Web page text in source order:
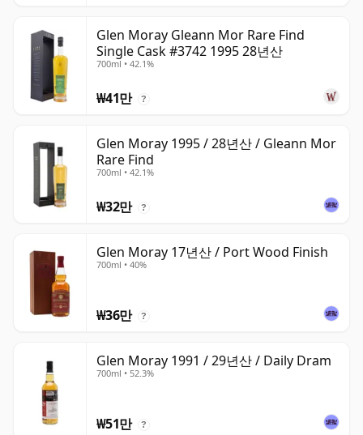
Glen Moray Gleann Mor Rare Find
Single Cask #3742 1995 28년산
700ml • 42.1%
₩41만 ?
Glen Moray 1995 / 28년산 / Gleann Mor
Rare Find
700ml • 42.1%
₩32만 ?
Glen Moray 17년산 / Port Wood Finish
700ml • 40%
₩36만 ?
Glen Moray 1991 / 29년산 / Daily Dram
700ml • 52.3%
₩51만 ?